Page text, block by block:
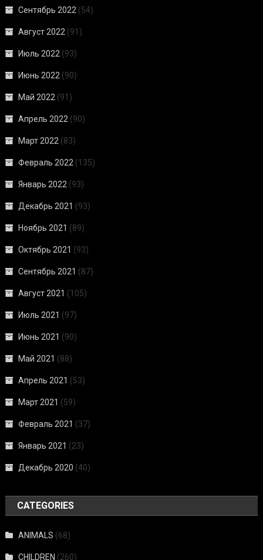
Сентябрь 2022 (54)
Август 2022 (91)
Июль 2022 (93)
Июнь 2022 (90)
Май 2022 (91)
Апрель 2022 (90)
Март 2022 (83)
Февраль 2022 (135)
Январь 2022 (93)
Декабрь 2021 (93)
Ноябрь 2021 (89)
Октябрь 2021 (93)
Сентябрь 2021 (87)
Август 2021 (105)
Июль 2021 (97)
Июнь 2021 (90)
Май 2021 (88)
Апрель 2021 (53)
Март 2021 (59)
Февраль 2021 (37)
Январь 2021 (23)
Декабрь 2020 (40)
CATEGORIES
ANIMALS (68)
CHILDREN (260)